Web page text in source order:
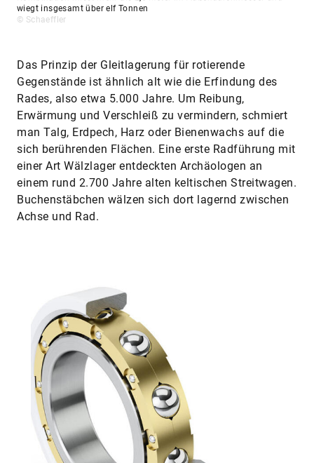
wiegt insgesamt über elf Tonnen
© Schaeffler
Das Prinzip der Gleitlagerung für rotierende
Gegenstände ist ähnlich alt wie die Erfindung des
Rades, also etwa 5.000 Jahre. Um Reibung,
Erwärmung und Verschleiß zu vermindern, schmiert
man Talg, Erdpech, Harz oder Bienenwachs auf die
sich berührenden Flächen. Eine erste Radführung mit
einer Art Wälzlager entdeckten Archäologen an
einem rund 2.700 Jahre alten keltischen Streitwagen.
Buchenstäbchen wälzen sich dort lagernd zwischen
Achse und Rad.